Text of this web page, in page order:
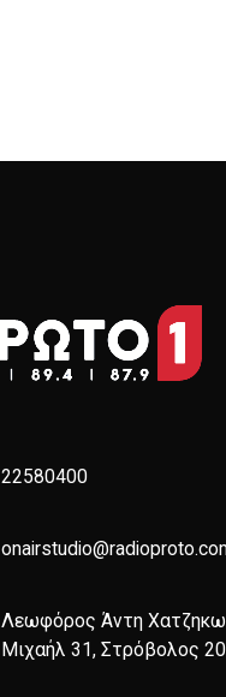
22580400
Λεωφόρος Άντη
Μιχαήλ 31, Στρόβολος